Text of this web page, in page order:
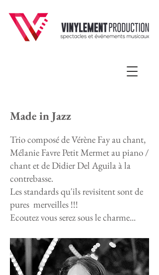
Made in Jazz
Trio composé de Vérène Fay au chant,
Mélanie Favre Petit Mermet au piano /
chant et de Didier Del Aguila à la
contrebasse.
Les standards qu'ils revisitent sont de
pures merveilles !!!
Ecoutez vous serez sous le charme...